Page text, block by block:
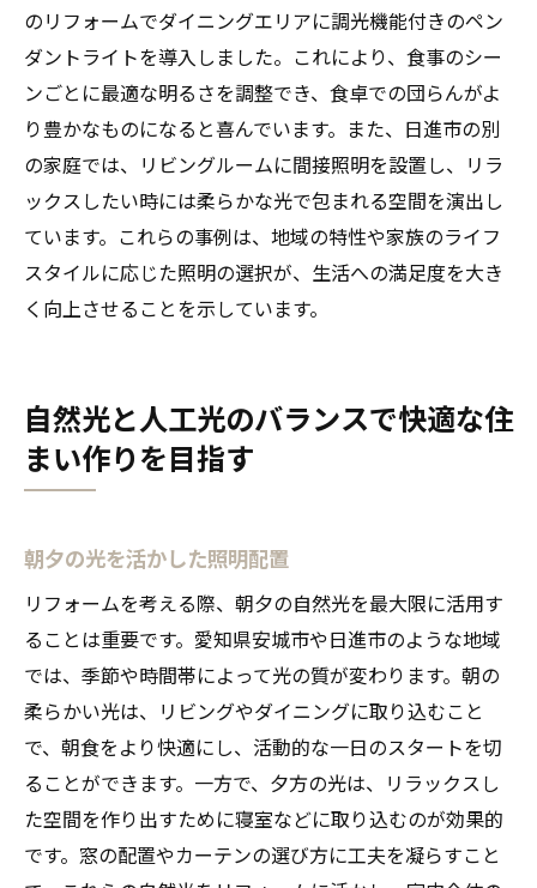
のリフォームでダイニングエリアに調光機能付きのペン
ダントライトを導入しました。これにより、食事のシー
ンごとに最適な明るさを調整でき、食卓での団らんがよ
り豊かなものになると喜んでいます。また、日進市の別
の家庭では、リビングルームに間接照明を設置し、リラ
ックスしたい時には柔らかな光で包まれる空間を演出し
ています。これらの事例は、地域の特性や家族のライフ
スタイルに応じた照明の選択が、生活への満足度を大き
く向上させることを示しています。
自然光と人工光のバランスで快適な住
まい作りを目指す
朝夕の光を活かした照明配置
リフォームを考える際、朝夕の自然光を最大限に活用す
ることは重要です。愛知県安城市や日進市のような地域
では、季節や時間帯によって光の質が変わります。朝の
柔らかい光は、リビングやダイニングに取り込むこと
で、朝食をより快適にし、活動的な一日のスタートを切
ることができます。一方で、夕方の光は、リラックスし
た空間を作り出すために寝室などに取り込むのが効果的
です。窓の配置やカーテンの選び方に工夫を凝らすこと